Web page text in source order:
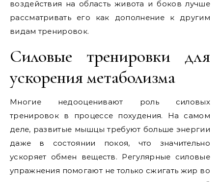
воздействия на область живота и боков лучше
рассматривать его как дополнение к другим
видам тренировок.
Силовые тренировки для
ускорения метаболизма
Многие недооценивают роль силовых
тренировок в процессе похудения. На самом
деле, развитые мышцы требуют больше энергии
даже в состоянии покоя, что значительно
ускоряет обмен веществ. Регулярные силовые
упражнения помогают не только сжигать жир во